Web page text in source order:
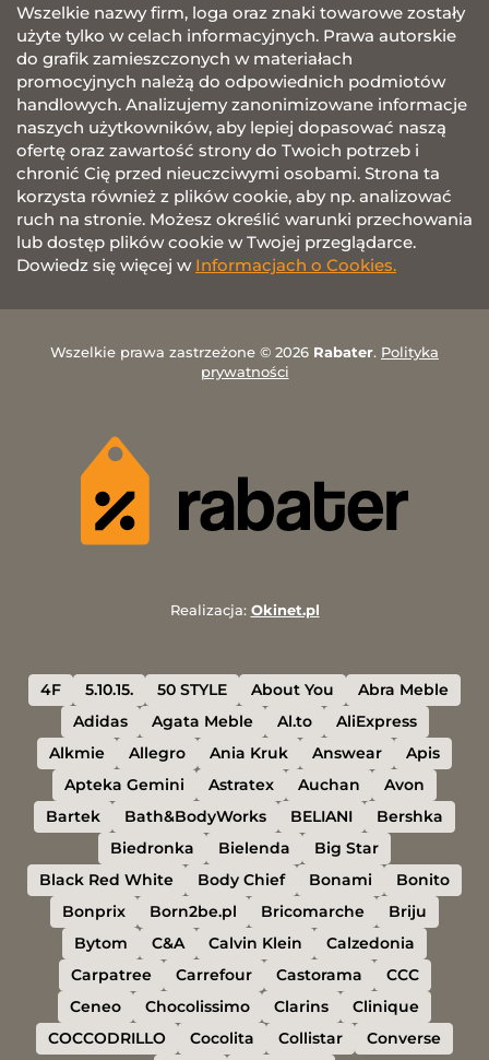
Wszelkie nazwy firm, loga oraz znaki towarowe zostały
użyte tylko w celach informacyjnych. Prawa autorskie
do grafik zamieszczonych w materiałach
promocyjnych należą do odpowiednich podmiotów
handlowych. Analizujemy zanonimizowane informacje
naszych użytkowników, aby lepiej dopasować naszą
ofertę oraz zawartość strony do Twoich potrzeb i
chronić Cię przed nieuczciwymi osobami. Strona ta
korzysta również z plików cookie, aby np. analizować
ruch na stronie. Możesz określić warunki przechowania
lub dostęp plików cookie w Twojej przeglądarce.
Dowiedz się więcej w Informacjach o Cookies.
Wszelkie prawa zastrzeżone © 2026 Rabater. Polityka
prywatności
Realizacja: Okinet.pl
4F 5.10.15. 50 STYLE About You
Abra Meble
Adidas
Agata Meble Al.to
AliExpress
Alkmie
Allegro Ania Kruk Answear
Apis
Apteka Gemini
Astratex Auchan
Avon
Bartek
Bath&BodyWorks BELIANI
Bershka
Biedronka
Bielenda
Big Star
Black Red White
Body Chief Bonami
Bonito
Bonprix
Born2be.pl Bricomarche
Briju
Bytom
C&A Calvin Klein
Calzedonia
Carpatree
Carrefour Castorama
CCC
Ceneo
Chocolissimo Clarins
Clinique
COCCODRILLO
Cocolita Collistar
Converse